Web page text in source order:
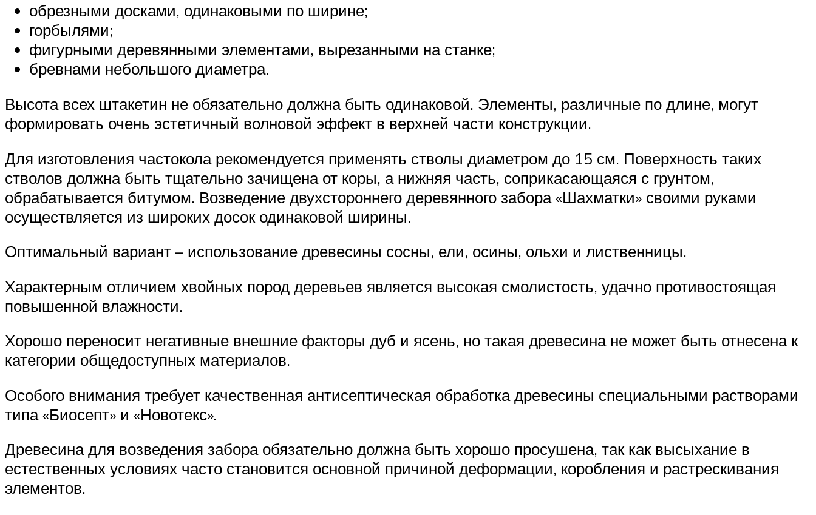
обрезными досками, одинаковыми по ширине;
горбылями;
фигурными деревянными элементами, вырезанными на станке;
бревнами небольшого диаметра.
Высота всех штакетин не обязательно должна быть одинаковой. Элементы, различные по длине, могут
формировать очень эстетичный волновой эффект в верхней части конструкции.
Для изготовления частокола рекомендуется применять стволы диаметром до 15 см. Поверхность таких
стволов должна быть тщательно зачищена от коры, а нижняя часть, соприкасающаяся с грунтом,
обрабатывается битумом. Возведение двухстороннего деревянного забора «Шахматки» своими руками
осуществляется из широких досок одинаковой ширины.
Оптимальный вариант – использование древесины сосны, ели, осины, ольхи и лиственницы.
Характерным отличием хвойных пород деревьев является высокая смолистость, удачно противостоящая
повышенной влажности.
Хорошо переносит негативные внешние факторы дуб и ясень, но такая древесина не может быть отнесена к
категории общедоступных материалов.
Особого внимания требует качественная антисептическая обработка древесины специальными растворами
типа «Биосепт» и «Новотекс».
Древесина для возведения забора обязательно должна быть хорошо просушена, так как высыхание в
естественных условиях часто становится основной причиной деформации, коробления и растрескивания
элементов.